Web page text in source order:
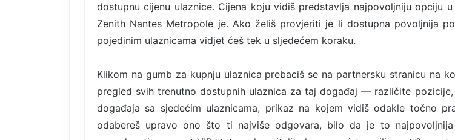
dostupnu cijenu ulaznice. Cijena koju vidiš predstavlja najpovoljniju opciju
Zenith Nantes Metropole je. Ako želiš provjeriti je li dostupna povoljnija
pojedinim ulaznicama vidjet ćeš tek u sljedećem koraku.
Klikom na gumb za kupnju ulaznica prebaciš se na partnersku stranicu na
pregled svih trenutno dostupnih ulaznica za taj događaj — različite
događaja sa sjedećim ulaznicama, prikaz na kojem vidiš odakle točno
odabereš upravo ono što ti najviše odgovara, bilo da je to